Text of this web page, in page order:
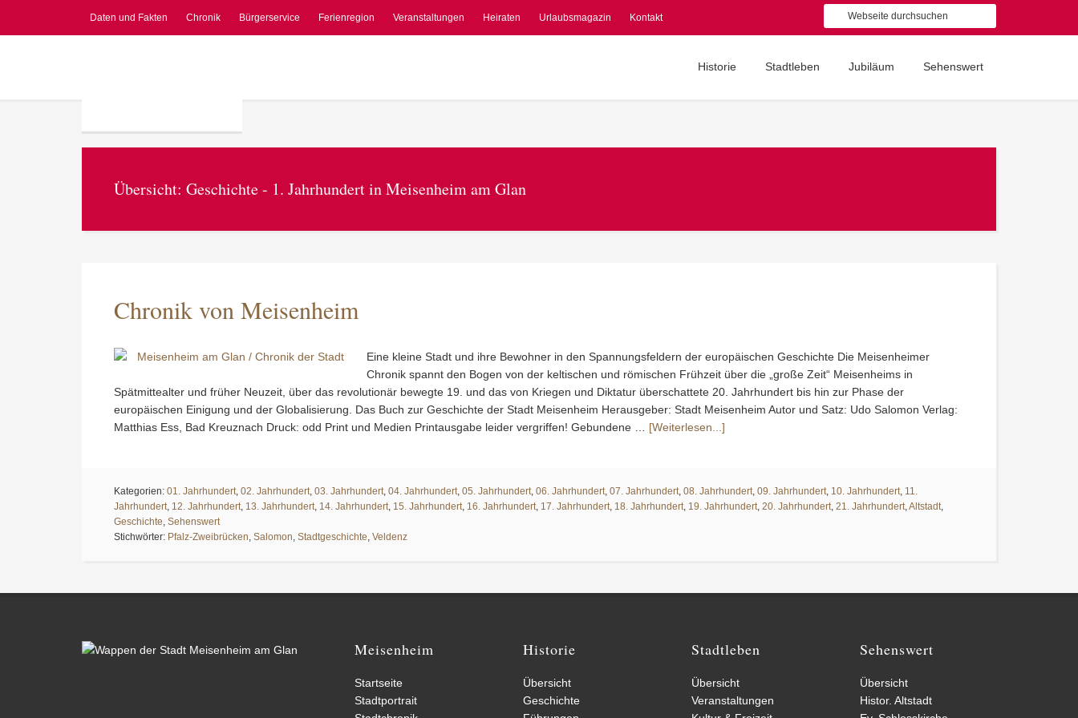
Daten und Fakten Chronik Bürgerservice Ferienregion Veranstaltungen Heiraten Urlaubsmagazin Kontakt
Historie Stadtleben Jubiläum Sehenswert
Übersicht: Geschichte - 1. Jahrhundert in Meisenheim am Glan
Chronik von Meisenheim
Eine kleine Stadt und ihre Bewohner in den Spannungsfeldern der europäischen Geschichte Die Meisenheimer
Chronik spannt den Bogen von der keltischen und römischen Frühzeit über die „große Zeit“ Meisenheims in
Spätmittealter und früher Neuzeit, über das revolutionär bewegte 19. und das von Kriegen und Diktatur überschattete 20. Jahrhundert bis hin zur Phase der
europäischen Einigung und der Globalisierung. Das Buch zur Geschichte der Stadt Meisenheim Herausgeber: Stadt Meisenheim Autor und Satz: Udo Salomon Verlag:
Matthias Ess, Bad Kreuznach Druck: odd Print und Medien Printausgabe leider vergriffen! Gebundene … [Weiterlesen...]
Kategorien: 01. Jahrhundert, 02. Jahrhundert, 03. Jahrhundert, 04. Jahrhundert, 05. Jahrhundert, 06. Jahrhundert, 07. Jahrhundert, 08. Jahrhundert, 09. Jahrhundert, 10. Jahrhundert, 11.
Jahrhundert, 12. Jahrhundert, 13. Jahrhundert, 14. Jahrhundert, 15. Jahrhundert, 16. Jahrhundert, 17. Jahrhundert, 18. Jahrhundert, 19. Jahrhundert, 20. Jahrhundert, 21. Jahrhundert,Altstadt,
Geschichte, Sehenswert
Stichwörter: Pfalz-Zweibrücken, Salomon, Stadtgeschichte, Veldenz
Meisenheim
Startseite
Stadtportrait
Historie
Übersicht
Geschichte
Stadtleben
Übersicht
Veranstaltungen
Sehenswert
Übersicht
Histor. Altstadt